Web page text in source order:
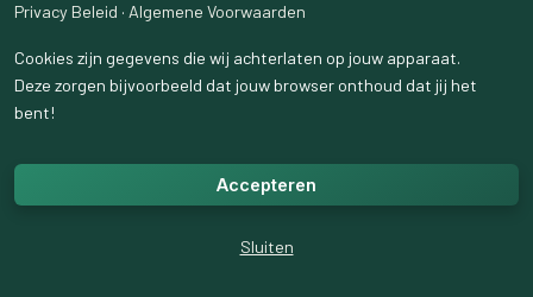
doornietopjezelfmaaropdeandergerichttezijn.
Privacy Beleid · Algemene Voorwaarden
Cookies zijn gegevens die wij achterlaten op jouw apparaat.
Deze zorgen bijvoorbeeld dat jouw browser onthoud dat jij het
bent!
Accepteren
Sluiten